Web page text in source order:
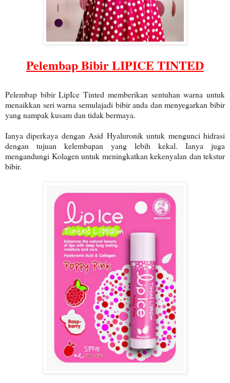
Pelembap Bibir LIPICE TINTED
Pelembap bibir LipIce Tinted memberikan sentuhan warna untuk
menaikkan seri warna semulajadi bibir anda dan menyegarkan bibir
yang nampak kusam dan tidak bermaya.
Ianya diperkaya dengan Asid Hyaluronik untuk mengunci hidrasi
dengan tujuan kelembapan yang lebih kekal. Ianya juga
mengandungi Kolagen untuk meningkatkan kekenyalan dan tekstur
bibir.